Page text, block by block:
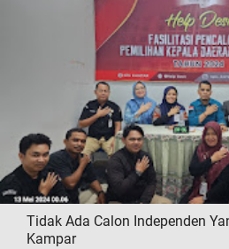
Tidak Ada Calon Independen
Kampar